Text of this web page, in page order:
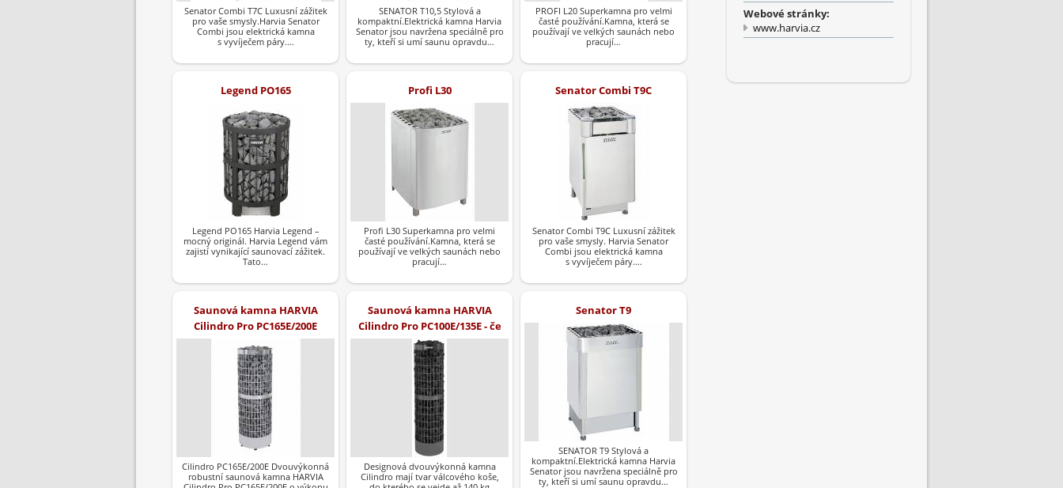
Senator Combi T7C Luxusní zážitek
pro vaše smysly.Harvia Senator
Combi jsou elektrická kamna
s vyvíječem páry.…
SENATOR T10,5 Stylová a
kompaktní.Elektrická kamna Harvia
Senator jsou navržena speciálně pro
ty, kteří si umí saunu opravdu…
PROFI L20 Superkamna pro velmi
časté používání.Kamna, která se
používají ve velkých saunách nebo
pracují…
Legend PO165
Legend PO165 Harvia Legend –
mocný originál. Harvia Legend vám
zajistí vynikající saunovací zážitek.
Tato…
Profi L30
Profi L30 Superkamna pro velmi
časté používání.Kamna, která se
používají ve velkých saunách nebo
pracují…
Senator Combi T9C
Senator Combi T9C Luxusní zážitek
pro vaše smysly. Harvia Senator
Combi jsou elektrická kamna
s vyvíječem páry.…
Saunová kamna HARVIA
Cilindro Pro PC165E/200E
Cilindro PC165E/200E Dvouvýkonná
robustní saunová kamna HARVIA
Saunová kamna HARVIA
Cilindro Pro PC100E/135E - če
Designová dvouvýkonná kamna
Cilindro mají tvar válcového koše,
Senator T9
SENATOR T9 Stylová a
kompaktní.Elektrická kamna Harvia
Senator jsou navržena speciálně pro
ty, kteří si umí saunu opravdu…
Webové stránky:
www.harvia.cz